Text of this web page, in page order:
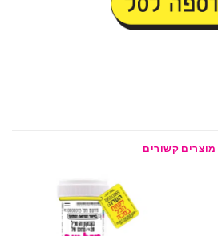
הוספה לסל
מוצרים קשורים